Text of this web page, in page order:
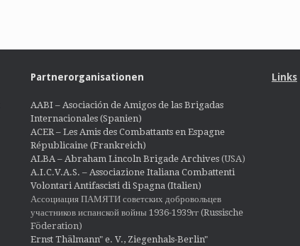
Partnerorganisationen
AABI – Asociación de Amigos de las Brigadas
Internacionales (Spanien)
ACER – Les Amis des Combattants en Espagne
Républicaine (Frankreich)
ALBA – Abraham Lincoln Brigade Archives(USA)
A.I.C.V.A.S. – Associazione Italiana Combattenti
Volontari Antifascisti di Spagna (Italien)
Ассоциация ПАМЯТИ советских добровольцев
участников испанской войны 1936-1939гг (Russische
Föderation)
Ernst Thälmann" e. V., Ziegenhals-Berlin"
Links